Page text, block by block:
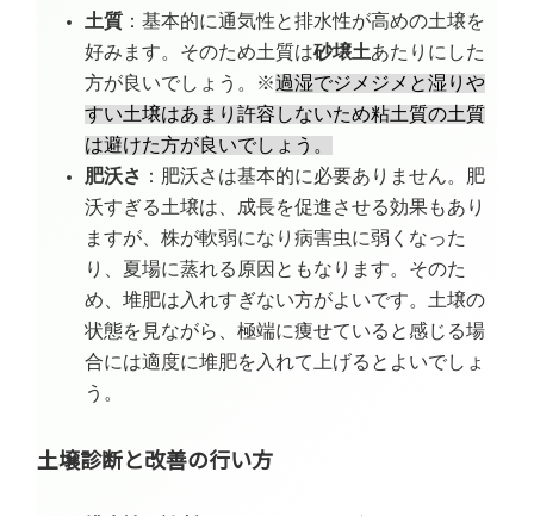
土質 ：基本的に通気性と排水性が高めの土壌を
好みます。そのため土質は砂壌土あたりにした
方が良いでしょう。※過湿でジメジメと湿りや
すい土壌はあまり許容しないため粘土質の土質
は避けた方が良いでしょう。
肥沃さ ：肥沃さは基本的に必要ありません。肥
沃すぎる土壌は、成長を促進させる効果もあり
ますが、株が軟弱になり病害虫に弱くなった
り、夏場に蒸れる原因ともなります。そのた
め、堆肥は入れすぎない方がよいです。土壌の
状態を見ながら、極端に痩せていると感じる場
合には適度に堆肥を入れて上げるとよいでしょ
う。
土壌診断と改善の行い方